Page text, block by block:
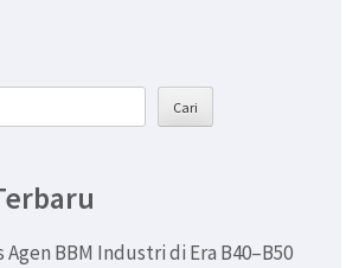
Cari
Agen BBM Industri di Era B40–B50